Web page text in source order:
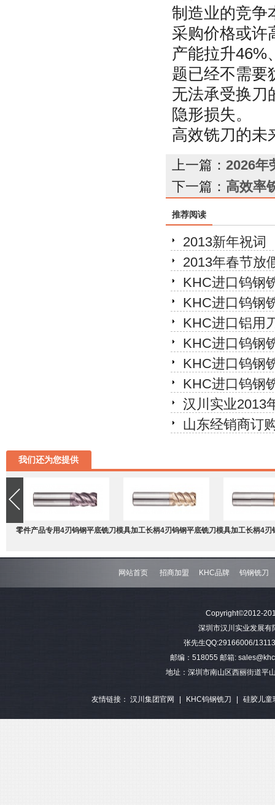
制造业的竞争
采购价格或许
产能拉升46%
题已经不需要
无法承受换刀
隐形损失。
高效铣刀的未
上一篇： 2026年
下一篇： 高效率
推荐阅读
2013新年祝词
2013年春节放
KHC进口钨钢
KHC进口钨钢
KHC进口铝用
KHC进口钨钢
KHC进口钨钢
KHC进口钨钢
汉川实业2013
山东经销商订
我们还为您提供
零件产品专用4刃钨钢平底铣刀模具加工长柄4刃钨钢平底铣刀模具加工长柄4刃
钢平底
网站首页 招商加盟 KHC品牌 钨钢铣刀
Copyright©2012-
深圳市汉川实业发展
张先生QQ:29166006/
邮编：518055 邮箱:
地址：深圳市南山区西丽街道平
友情链接： 汉川集团官网 | KHC钨钢铣刀 | 硅胶儿童